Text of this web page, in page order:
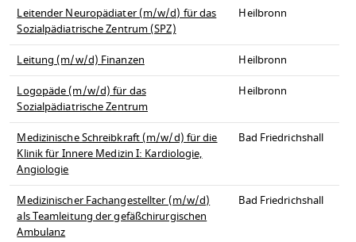
Leitender Neuropädiater (m/w/d) für das
Sozialpädiatrische Zentrum (SPZ)
Heilbronn
Leitung (m/w/d) Finanzen
Heilbronn
Logopäde (m/w/d) für das
Sozialpädiatrische Zentrum
Heilbronn
Medizinische Schreibkraft (m/w/d) für die
Klinik für Innere Medizin I: Kardiologie,
Angiologie
Bad Friedrichshall
Medizinischer Fachangestellter (m/w/d)
als Teamleitung der gefäßchirurgischen
Ambulanz
Bad Friedrichshall